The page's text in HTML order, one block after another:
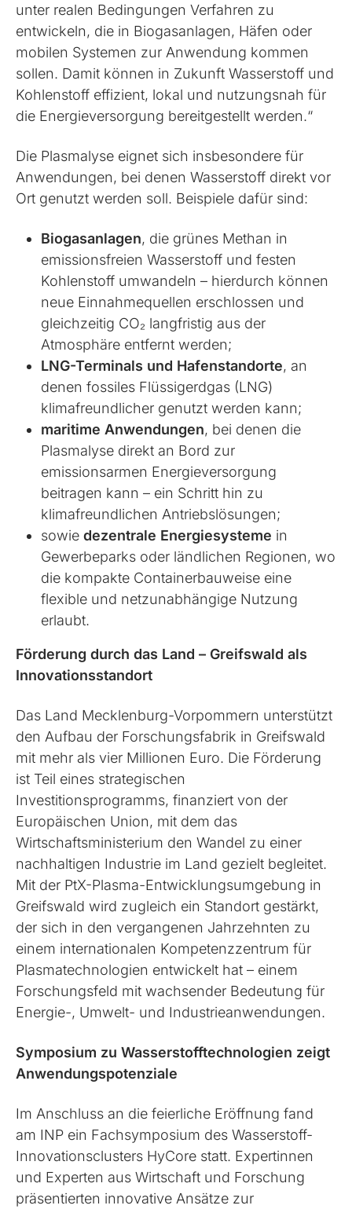
unter realen Bedingungen Verfahren zu
entwickeln, die in Biogasanlagen, Häfen oder
mobilen Systemen zur Anwendung kommen
sollen. Damit können in Zukunft Wasserstoff und
Kohlenstoff effizient, lokal und nutzungsnah für
die Energieversorgung bereitgestellt werden.“
Die Plasmalyse eignet sich insbesondere für
Anwendungen, bei denen Wasserstoff direkt vor
Ort genutzt werden soll. Beispiele dafür sind:
Biogasanlagen, die grünes Methan in
emissionsfreien Wasserstoff und festen
Kohlenstoff umwandeln – hierdurch können
neue Einnahmequellen erschlossen und
gleichzeitig CO₂ langfristig aus der
Atmosphäre entfernt werden;
LNG-Terminals und Hafenstandorte, an
denen fossiles Flüssigerdgas (LNG)
klimafreundlicher genutzt werden kann;
maritime Anwendungen, bei denen die
Plasmalyse direkt an Bord zur
emissionsarmen Energieversorgung
beitragen kann – ein Schritt hin zu
klimafreundlichen Antriebslösungen;
sowiedezentrale Energiesysteme in
Gewerbeparks oder ländlichen Regionen, wo
die kompakte Containerbauweise eine
flexible und netzunabhängige Nutzung
erlaubt.
Förderung durch das Land – Greifswald als
Innovationsstandort
Das Land Mecklenburg-Vorpommern unterstützt
den Aufbau der Forschungsfabrik in Greifswald
mit mehr als vier Millionen Euro. Die Förderung
ist Teil eines strategischen
Investitionsprogramms, finanziert von der
Europäischen Union, mit dem das
Wirtschaftsministerium den Wandel zu einer
nachhaltigen Industrie im Land gezielt begleitet.
Mit der PtX-Plasma-Entwicklungsumgebung in
Greifswald wird zugleich ein Standort gestärkt,
der sich in den vergangenen Jahrzehnten zu
einem internationalen Kompetenzzentrum für
Plasmatechnologien entwickelt hat – einem
Forschungsfeld mit wachsender Bedeutung für
Energie-, Umwelt- und Industrieanwendungen.
Symposium zu Wasserstofftechnologien zeigt
Anwendungspotenziale
Im Anschluss an die feierliche Eröffnung fand
am INP ein Fachsymposium des Wasserstoff-
Innovationsclusters HyCore statt. Expertinnen
und Experten aus Wirtschaft und Forschung
präsentierten innovative Ansätze zur